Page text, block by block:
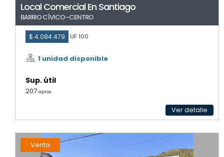
Local Comercial En Santiago
BARRIO CÍVICO–CENTRO
$ 4.084.479 UF 100
1 unidad disponible
Sup. útil
207 aprox.
Ver detalle
Venta